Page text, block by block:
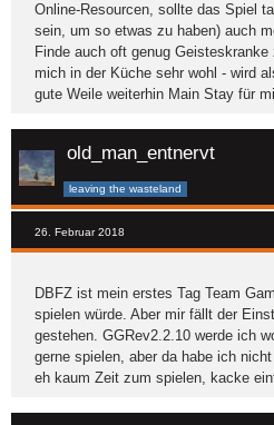
Online-Resourcen, sollte das Spiel
sein, um so etwas zu haben) auch
Finde auch oft genug
mich in der Küche sehr wohl - wird
gute Weile weiterhin Main Stay für
old_man_entnervt
leaving the wasteland
26. Februar 2018
DBFZ ist mein erstes Tag Team
spielen würde. Aber mir fällt der
gestehen. GGRev2.2.10 werde ich
gerne spielen, aber da habe ich
eh kaum Zeit zum spielen, kacke